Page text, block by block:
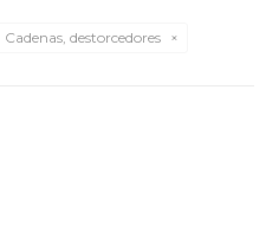
Cadenas, destorcedores